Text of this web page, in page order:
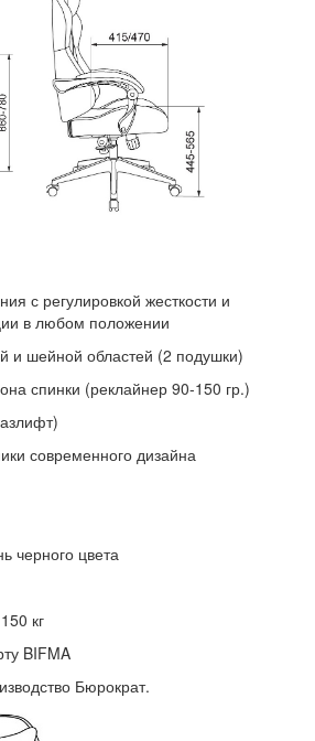
с регулировкой жесткости и
в любом положении
и шейной областей (2 подушки)
спинки (реклайнер 90-150 гр.)
современного дизайна
черного цвета
кг
BIFMA
Бюрократ.